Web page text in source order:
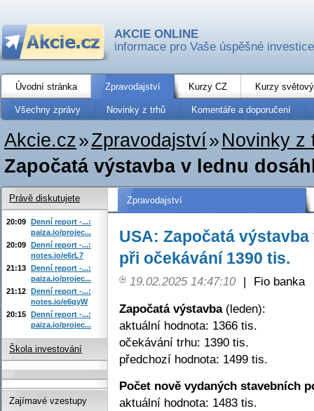
AKCIE ONLINE
informace pro Vaše úspěšné investice
Úvodní stránka Zpravodajství Kurzy CZ Kurzy
Všechny zprávy Novinky z trhů Komentáře a doporučení
Akcie.cz»Zpravodajství» Novinky z
Započatá výstavba v lednu
Zpravodajství
USA: Započatá
při očekávání 1390 tis.
19.02.2025 14:47:10 |
Fio banka
Započatá výstavba(leden):
aktuální hodnota: 1366 tis.
očekávání trhu: 1390 tis.
předchozí hodnota: 1499 tis.
Počet nově vydaných stavebních
aktuální hodnota: 1483 tis.
Právě diskutujete
20:09 Denní report -...:
paiza.io/projec...
20:09 Denní report -...:
notes.io/e6rL7
21:13 Denní report -...:
paiza.io/projec...
21:12 Denní report -...:
notes.io/e6qyW
20:15 Denní report -...:
paiza.io/projec...
Škola investování
Zajímavé vzestupy